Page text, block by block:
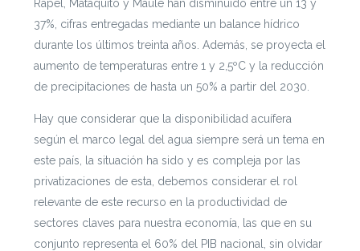
Rapel, Mataquito y Maule han disminuido entre un 13 y
37%, cifras entregadas mediante un balance hídrico
durante los últimos treinta años. Además, se proyecta el
aumento de temperaturas entre 1 y 2,5ºC y la reducción
de precipitaciones de hasta un 50% a partir del 2030.
Hay que considerar que la disponibilidad acuífera
según el marco legal del agua siempre será un tema en
este país, la situación ha sido y es compleja por las
privatizaciones de esta, debemos considerar el rol
relevante de este recurso en la productividad de
sectores claves para nuestra economía, las que en su
conjunto representa el 60% del PIB nacional, sin olvidar